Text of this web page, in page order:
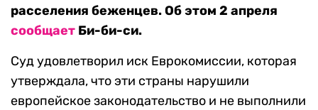
расселения беженцев. Об этом 2 апреля
сообщает Би-би-си.
Суд удовлетворил иск Еврокомиссии, которая
утверждала, что эти страны нарушили
европейское законодательство и не выполнили